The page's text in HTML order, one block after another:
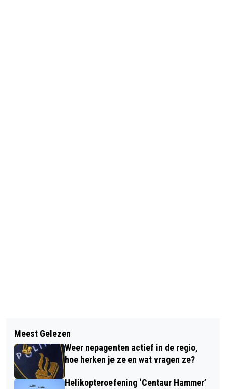
TWEEDE EDITIE TE LAND TER ZEE
HOOGEVEEN
MTB ZUIDWOLDE E.O. INVESTEERT IN
NIEUWE LEENFIETSEN
Meest Gelezen
Weer nepagenten actief in de regio,
hoe herken je ze en wat vragen ze?
Helikopteroefening ‘Centaur Hammer’